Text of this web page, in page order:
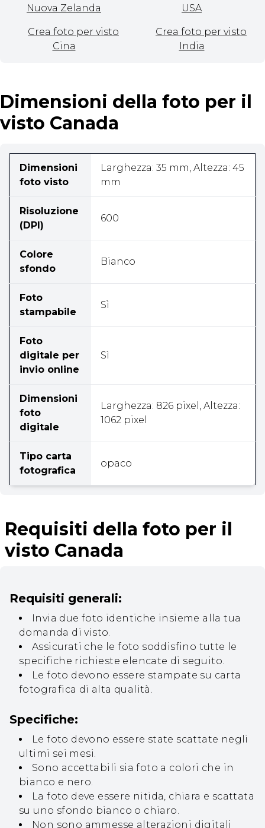
Nuova Zelanda
USA
Crea foto per visto
Cina
Crea foto per visto
India
Dimensioni della foto per il
visto Canada
Dimensioni
foto visto
Larghezza: 35 mm, Altezza: 45
mm
Risoluzione
(DPI)
600
Colore
sfondo
Bianco
Foto
stampabile
Sì
Foto
digitale per
invio online
Sì
Dimensioni
foto
digitale
Larghezza: 826 pixel, Altezza:
1062 pixel
Tipo carta
fotografica
opaco
Requisiti della foto per il
visto Canada
Requisiti generali:
Invia due foto identiche insieme alla tua
domanda di visto.
Assicurati che le foto soddisfino tutte le
specifiche richieste elencate di seguito.
Le foto devono essere stampate su carta
fotografica di alta qualità.
Specifiche:
Le foto devono essere state scattate negli
ultimi sei mesi.
Sono accettabili sia foto a colori che in
bianco e nero.
La foto deve essere nitida, chiara e scattata
su uno sfondo bianco o chiaro.
Non sono ammesse alterazioni digitali